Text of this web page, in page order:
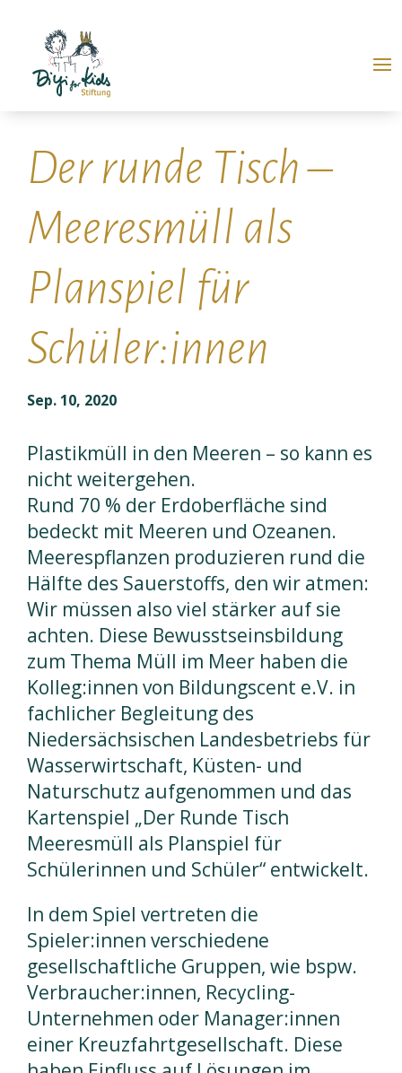
Der runde Tisch –
Meeresmüll als
Planspiel für
Schüler:innen
Sep. 10, 2020
Plastikmüll in den Meeren – so kann es
nicht weitergehen.
Rund 70 % der Erdoberfläche sind
bedeckt mit Meeren und Ozeanen.
Meerespflanzen produzieren rund die
Hälfte des Sauerstoffs, den wir atmen:
Wir müssen also viel stärker auf sie
achten. Diese Bewusstseinsbildung
zum Thema Müll im Meer haben die
Kolleg:innen von Bildungscent e.V. in
fachlicher Begleitung des
Niedersächsischen Landesbetriebs für
Wasserwirtschaft, Küsten- und
Naturschutz aufgenommen und das
Kartenspiel „Der Runde Tisch
Meeresmüll als Planspiel für
Schülerinnen und Schüler“ entwickelt.
In dem Spiel vertreten die
Spieler:innen verschiedene
gesellschaftliche Gruppen, wie bspw.
Verbraucher:innen, Recycling-
Unternehmen oder Manager:innen
einer Kreuzfahrtgesellschaft. Diese